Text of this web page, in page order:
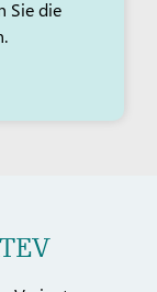
Sie die